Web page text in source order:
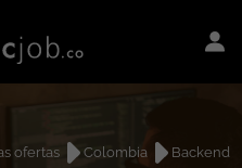
ofertas Colombia
Backend